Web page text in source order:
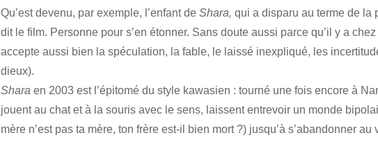
Qu’est devenu, par exemple, l’enfant de Shara, qui a disparu au terme de la
dit le film. Personne pour s’en étonner. Sans doute aussi parce qu’il y a
accepte aussi bien la spéculation, la fable, le laissé inexpliqué, les
dieux).
Shara en 2003 est l’épitomé du style kawasien : tourné une fois encore à
jouent au chat et à la souris avec le sens, laissent entrevoir un monde
mère n’est pas ta mère, ton frère est-il bien mort ?) jusqu’à s’abandonner